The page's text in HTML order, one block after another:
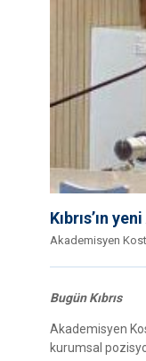
Kıbrıs’ın
Akademisyen
Bugün Kıbrıs
Akademisyen
kurumsal